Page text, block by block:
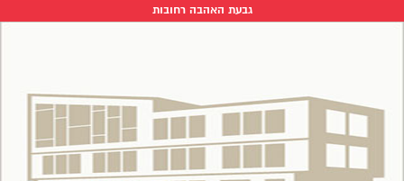
גבעת האהבה רחובות